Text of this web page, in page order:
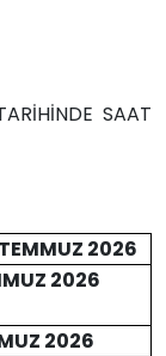
SAAT
2026
2026
2026